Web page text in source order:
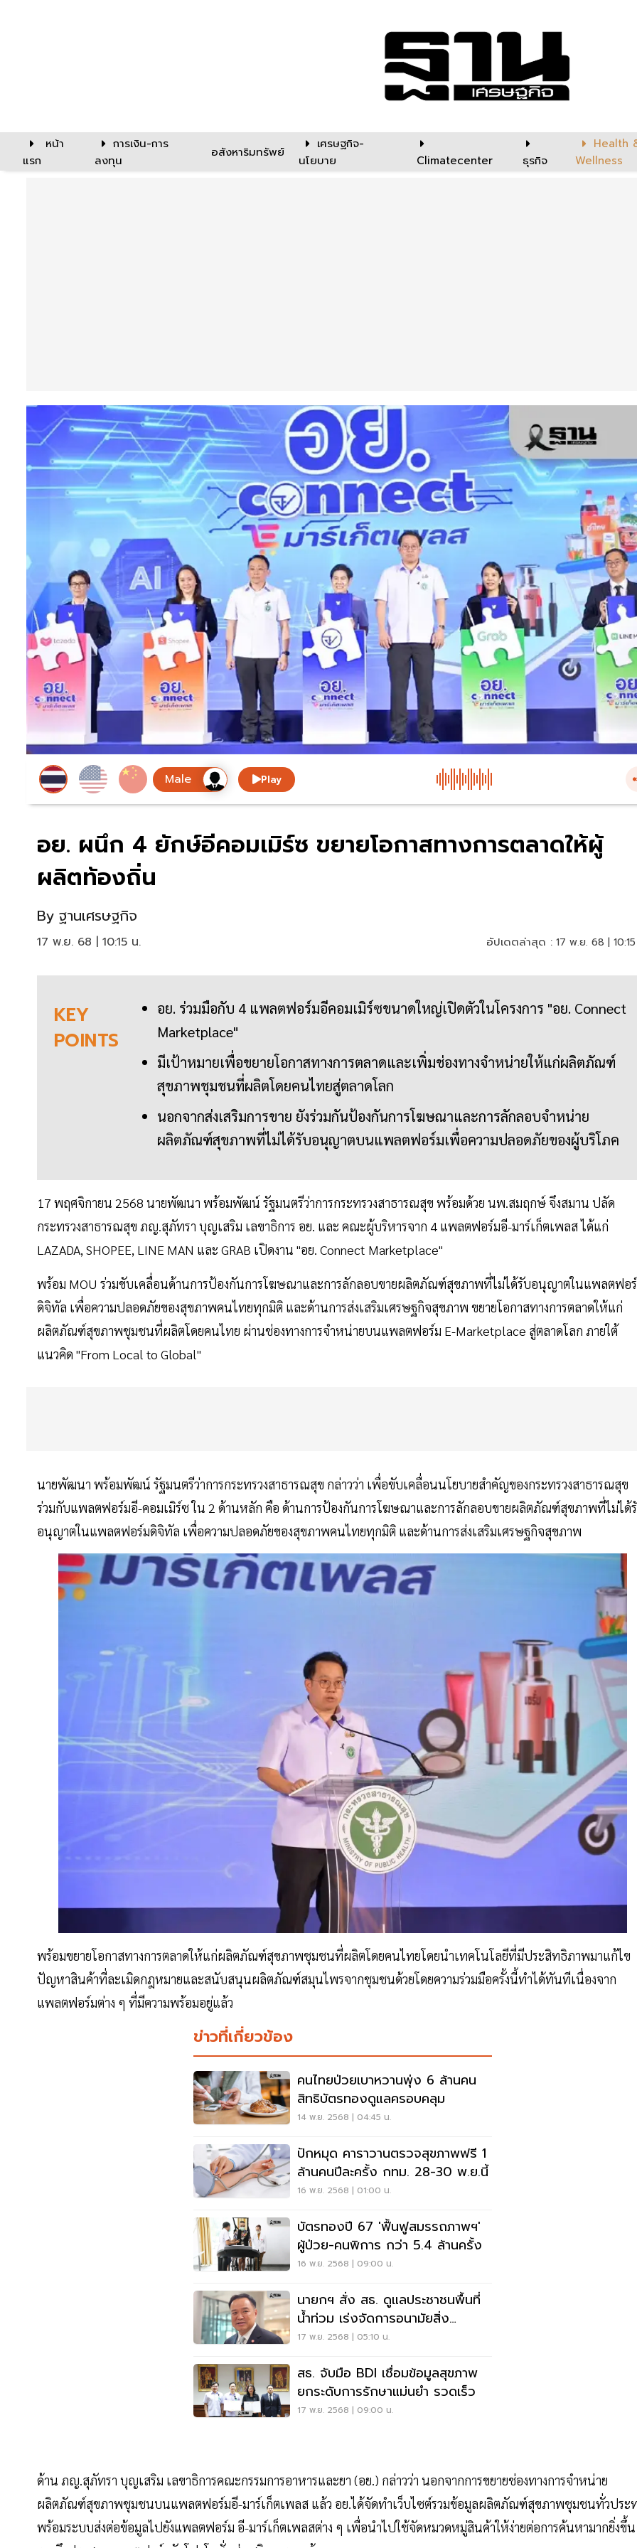
หน้า
แรก
การเงิน-การ
ลงทุน
อสังหาริมทรัพย์
เศรษฐกิจ-
นโยบาย
Climatecenter ธุรกิจ
Health
Wellness
Play
อย. ผนึก 4 ยักษ์อีคอมเมิร์ซ ขยายโอกาสทางการตลาดให้ผู้
ผลิตท้องถิ่น
By ฐานเศรษฐกิจ
17 พ.ย. 68 | 10:15 น. อัปเดตล่าสุด : 17 พ.ย. 68 |
KEY
POINTS
อย. ร่วมมือกับ 4 แพลตฟอร์มอีคอมเมิร์ซขนาดใหญ่เปิดตัวในโครงการ "อย. Connect
Marketplace"
มีเป้าหมายเพื่อขยายโอกาสทางการตลาดและเพิ่มช่องทางจำหน่ายให้แก่ผลิตภัณฑ์
สุขภาพชุมชนที่ผลิตโดยคนไทยสู่ตลาดโลก
นอกจากส่งเสริมการขาย ยังร่วมกันป้องกันการโฆษณาและการลักลอบจำหน่าย
ผลิตภัณฑ์สุขภาพที่ไม่ได้รับอนุญาตบนแพลตฟอร์มเพื่อความปลอดภัยของผู้บริโภค
17 พฤศจิกายน 2568 นายพัฒนา พร้อมพัฒน์ รัฐมนตรีว่าการกระทรวงสาธารณสุข พร้อมด้วย นพ.สมฤกษ์ จึงสมาน ปลัด
กระทรวงสาธารณสุข ภญ.สุภัทรา บุญเสริม เลขาธิการ อย. และ คณะผู้บริหารจาก 4 แพลตฟอร์มอี-มาร์เก็ตเพลส ได้แก่
LAZADA, SHOPEE, LINE MAN และ GRAB เปิดงาน "อย. Connect Marketplace"
พร้อม MOU ร่วมขับเคลื่อนด้านการป้องกันการโฆษณาและการลักลอบขายผลิตภัณฑ์สุขภาพที่ไม่ได้รับอนุญาตในแพลตฟอ
ดิจิทัล เพื่อความปลอดภัยของสุขภาพคนไทยทุกมิติ และด้านการส่งเสริมเศรษฐกิจสุขภาพ ขยายโอกาสทางการตลาดให้แก่
ผลิตภัณฑ์สุขภาพชุมชนที่ผลิตโดยคนไทย ผ่านช่องทางการจำหน่ายบนแพลตฟอร์ม E-Marketplace สู่ตลาดโลก ภายใต้
แนวคิด "From Local to Global"
นายพัฒนา พร้อมพัฒน์ รัฐมนตรีว่าการกระทรวงสาธารณสุข กล่าวว่า เพื่อขับเคลื่อนนโยบายสำคัญของกระทรวงสาธารณสุข
ร่วมกับแพลตฟอร์มอี-คอมเมิร์ซ ใน 2 ด้านหลัก คือ ด้านการป้องกันการโฆษณาและการลักลอบขายผลิตภัณฑ์สุขภาพที่ไม่ได้
อนุญาตในแพลตฟอร์มดิจิทัล เพื่อความปลอดภัยของสุขภาพคนไทยทุกมิติ และด้านการส่งเสริมเศรษฐกิจสุขภาพ
พร้อมขยายโอกาสทางการตลาดให้แก่ผลิตภัณฑ์สุขภาพชุมชนที่ผลิตโดยคนไทยโดยนำเทคโนโลยีที่มีประสิทธิภาพมาแก้ไข
ปัญหาสินค้าที่ละเมิดกฎหมายและสนับสนุนผลิตภัณฑ์สมุนไพรจากชุมชนด้วยโดยความร่วมมือครั้งนี้ทำได้ทันทีเนื่องจาก
แพลตฟอร์มต่าง ๆ ที่มีความพร้อมอยู่แล้ว
ข่าวที่เกี่ยวข้อง
คนไทยป่วยเบาหวานพุ่ง 6 ล้านคน
สิทธิบัตรทองดูแลครอบคลุม
14 พ.ย. 2568 | 04:45 น.
ปักหมุด คาราวานตรวจสุขภาพฟรี 1
ล้านคนปีละครั้ง กทม. 28-30 พ.ย.นี้
16 พ.ย. 2568 | 01:00 น.
บัตรทองปี 67 'ฟื้นฟูสมรรถภาพฯ'
ผู้ป่วย-คนพิการ กว่า 5.4 ล้านครั้ง
16 พ.ย. 2568 | 09:00 น.
นายกฯ สั่ง สธ. ดูแลประชาชนพื้นที่
น้ำท่วม เร่งจัดการอนามัยสิ่ง
แวดล้อม
17 พ.ย. 2568 | 05:10 น.
สธ. จับมือ BDI เชื่อมข้อมูลสุขภาพ
ยกระดับการรักษาแม่นยำ รวดเร็ว
17 พ.ย. 2568 | 09:00 น.
ด้าน ภญ.สุภัทรา บุญเสริม เลขาธิการคณะกรรมการอาหารและยา (อย.) กล่าวว่า นอกจากการขยายช่องทางการจำหน่าย
ผลิตภัณฑ์สุขภาพชุมชนบนแพลตฟอร์มอี-มาร์เก็ตเพลส แล้ว อย.ได้จัดทำเว็บไซต์รวมข้อมูลผลิตภัณฑ์สุขภาพชุมชนทั่วประ
พร้อมระบบส่งต่อข้อมูลไปยังแพลตฟอร์ม อี-มาร์เก็ตเพลสต่าง ๆ เพื่อนำไปใช้จัดหมวดหมู่สินค้าให้ง่ายต่อการค้นหามากยิ่งขึ้น